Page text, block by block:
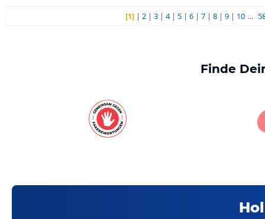
[1]| 2| 3| 4| 5| 6| 7| 8| 9| 10 ...
Finde